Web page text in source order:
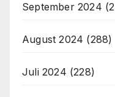
September 2024
August 2024 (288)
Juli 2024 (228)